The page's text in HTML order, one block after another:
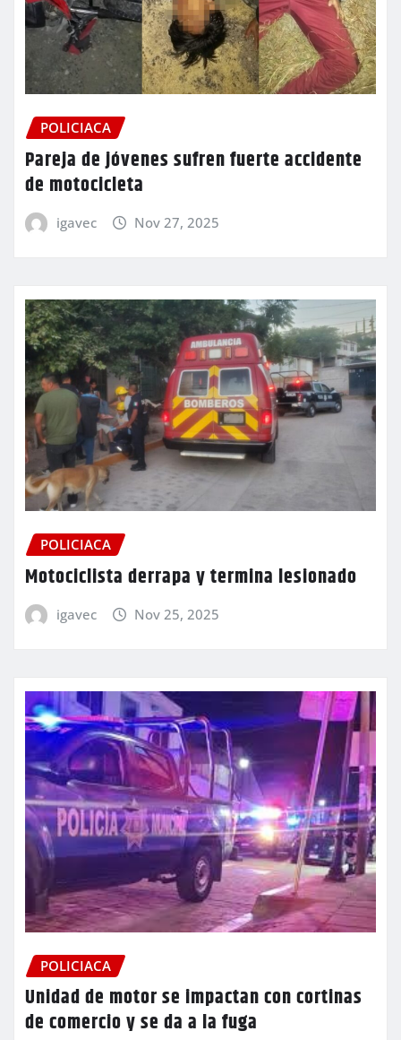
POLICIACA
Pareja de jóvenes sufren fuerte accidente
de motocicleta
igavec Nov 27, 2025
POLICIACA
Motociclista derrapa y termina lesionado
igavec Nov 25, 2025
POLICIACA
Unidad de motor se impactan con cortinas
de comercio y se da a la fuga